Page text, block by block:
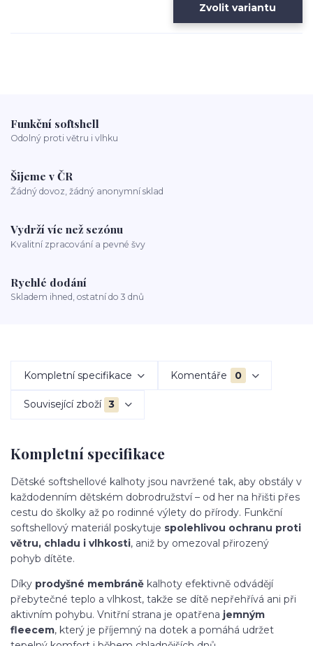
Zvolit variantu
Funkční softshell
Odolný proti větru i vlhku
Šijeme v ČR
Žádný dovoz, žádný anonymní sklad
Vydrží víc než sezónu
Kvalitní zpracování a pevné švy
Rychlé dodání
Skladem ihned, ostatní do 3 dnů
Kompletní specifikace Komentáře 0
Související zboží 3
Kompletní specifikace
Dětské softshellové kalhoty jsou navržené tak, aby obstály v
každodenním dětském dobrodružství – od her na hřišti přes
cestu do školky až po rodinné výlety do přírody. Funkční
softshellový materiál poskytuje spolehlivou ochranu proti
větru, chladu i vlhkosti, aniž by omezoval přirozený
pohyb dítěte.
Díky prodyšné membráně kalhoty efektivně odvádějí
přebytečné teplo a vlhkost, takže se dítě nepřehřívá ani při
aktivním pohybu. Vnitřní strana je opatřena jemným
fleecem, který je příjemný na dotek a pomáhá udržet